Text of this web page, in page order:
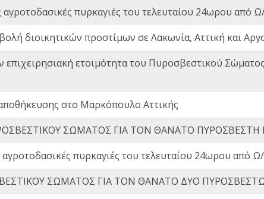
αγροτοδασικές πυρκαγιές του τελευταίου 24ωρου
διοικητικών προστίμων σε Λακωνία, Αττική και
επιχειρησιακή ετοιμότητα του Πυροσβεστικού
στο Μαρκόπουλο Αττικής
ΣΩΜΑΤΟΣ ΓΙΑ ΤΟΝ ΘΑΝΑΤΟ
αγροτοδασικές πυρκαγιές του τελευταίου 24ωρου από
ΣΩΜΑΤΟΣ ΓΙΑ ΤΟΝ ΘΑΝΑΤΟ ΔΥΟ